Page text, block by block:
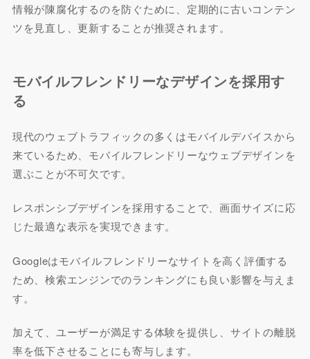
情報が陳腐化するのを防ぐために、定期的に古いコンテン
ツを見直し、更新することが推奨されます。
モバイルフレンドリーなデザインを採用す
る
現代のウェブトラフィックの多くはモバイルデバイスから
来ているため、モバイルフレンドリーなウェブデザインを
選ぶことが不可欠です。
レスポンシブデザインを採用することで、画面サイズに応
じた最適な表示を実現できます。
Googleはモバイルフレンドリーなサイトを高く評価する
ため、検索エンジンでのランキングにも良い影響を与えま
す。
加えて、ユーザーが満足する体験を提供し、サイトの離脱
率を低下させることにも寄与します。